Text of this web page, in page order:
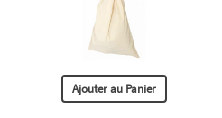
Ajouter au Panier